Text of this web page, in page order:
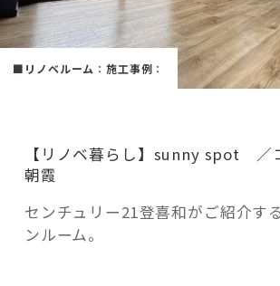
HAREL 活
■リノベルーム ：施工事例 ：
【リノベ暮らし】sunny spot ／
朝霞
センチュリー21登喜和がご紹介す
ンルーム。